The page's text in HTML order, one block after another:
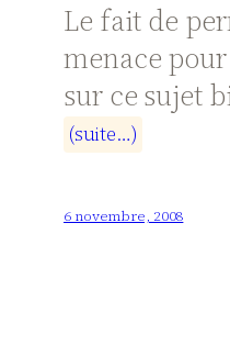
Le fait de
menace
sur ce sujet
(suite…)
6 novembre, 2008